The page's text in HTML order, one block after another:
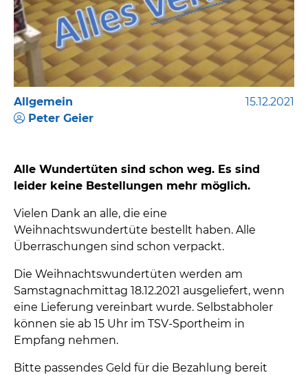
Allgemein
Peter Geier
15.12.2021
Alle Wundertüten sind schon weg. Es sind
leider keine Bestellungen mehr möglich.
Vielen Dank an alle, die eine
Weihnachtswundertüte bestellt haben. Alle
Überraschungen sind schon verpackt.
Die Weihnachtswundertüten werden am
Samstagnachmittag 18.12.2021 ausgeliefert, wenn
eine Lieferung vereinbart wurde. Selbstabholer
können sie ab 15 Uhr im TSV-Sportheim in
Empfang nehmen.
Bitte passendes Geld für die Bezahlung bereit